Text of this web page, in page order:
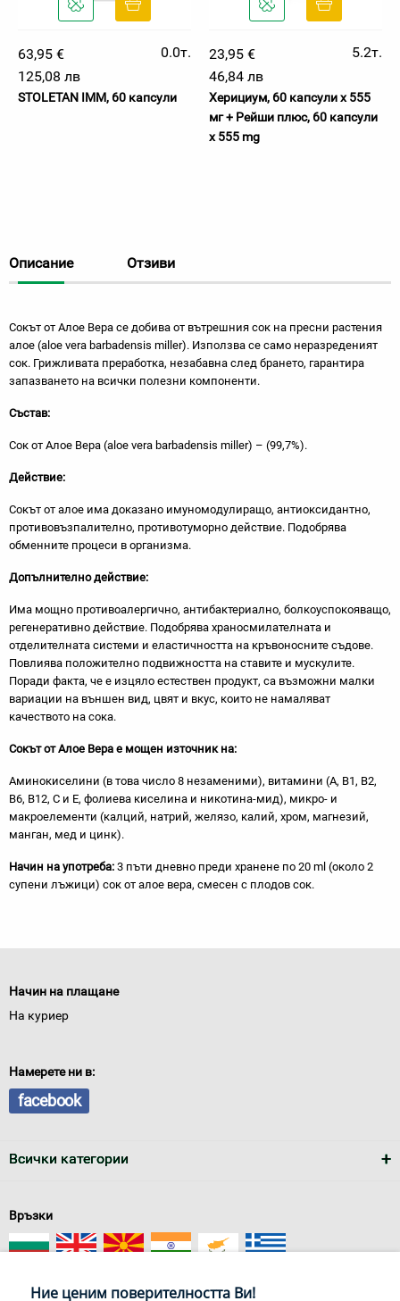
63,95 €
0.0т.
125,08 лв
STOLETAN IMM, 60 капсули
23,95 €
5.2т.
46,84 лв
Херициум, 60 капсули х 555
мг + Рейши плюс, 60 капсули
x 555 mg
Описание Отзиви
Сокът от Алое Вера се добива от вътрешния сок на пресни растения
алое (aloe vera barbadensis miller). Използва се само неразреденият
сок. Грижливата преработка, незабавна след брането, гарантира
запазването на всички полезни компоненти.
Състав:
Сок от Алое Вера (aloe vera barbadensis miller) – (99,7%).
Действие:
Сокът от алое има доказано имуномодулиращо, антиоксидантно,
противовъзпалително, противотуморно действие. Подобрява
обменните процеси в организма.
Допълнително действие:
Има мощно противоалергично, антибактериално, болкоуспокояващо,
регенеративно действие. Подобрява храносмилателната и
отделителната системи и еластичността на кръвоносните съдове.
Повлиява положително подвижността на ставите и мускулите.
Поради факта, че е изцяло естествен продукт, са възможни малки
вариации на външен вид, цвят и вкус, които не намаляват
качеството на сока.
Сокът от Алое Вера е мощен източник на:
Аминокиселини (в това число 8 незаменими), витамини (А, В1, В2,
В6, В12, С и Е, фолиева киселина и никотина-мид), микро- и
макроелементи (калций, натрий, желязо, калий, хром, магнезий,
манган, мед и цинк).
Начин на употреба: 3 пъти дневно преди хранене по 20 ml (около 2
супени лъжици) сок от алое вера, смесен с плодов сок.
Начин на плащане
На куриер
Намерете ни в:
facebook
Всички категории
Връзки
Ние ценим поверителността Ви!